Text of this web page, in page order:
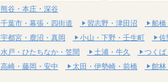
熊谷・本庄・深谷
千葉市・幕張・四街道 習志野・津田沼 船橋
宇都宮・鹿沼・真岡 小山・下野・壬生町 佐
水戸・ひたちなか・笠間 土浦・牛久 つくば
高崎・藤岡・安中 太田・伊勢崎・前橋 館林